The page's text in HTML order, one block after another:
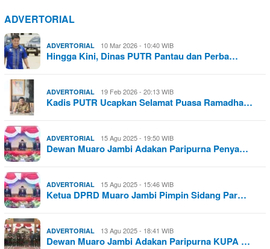
ADVERTORIAL
ADVERTORIAL 10 Mar 2026 - 10:40 WIB
Hingga Kini, Dinas PUTR Pantau dan Perba…
ADVERTORIAL 19 Feb 2026 - 20:13 WIB
Kadis PUTR Ucapkan Selamat Puasa Ramadha…
ADVERTORIAL 15 Agu 2025 - 19:50 WIB
Dewan Muaro Jambi Adakan Paripurna Penya…
ADVERTORIAL 15 Agu 2025 - 15:46 WIB
Ketua DPRD Muaro Jambi Pimpin Sidang Par…
ADVERTORIAL 13 Agu 2025 - 18:41 WIB
Dewan Muaro Jambi Adakan Paripurna KUPA …